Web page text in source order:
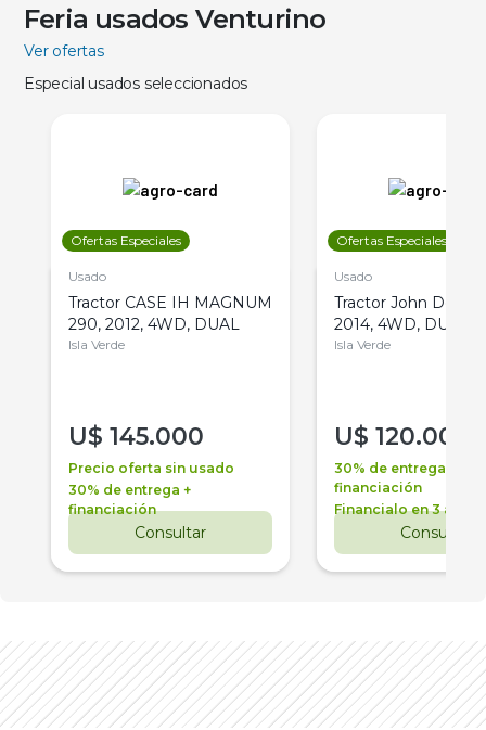
Feria usados Venturino
Ver ofertas
Especial usados seleccionados
Ofertas Especiales
Usado
Tractor CASE IH MAGNUM
290, 2012, 4WD, DUAL
Isla Verde
U$ 145.000
Precio oferta sin usado
30% de entrega +
financiación
Consultar
Ofertas Especiales
Usado
Tractor John Deere
2014, 4WD, DUAL
Isla Verde
U$ 120.000
30% de entrega +
financiación
Financialo en 3 años
Consultar